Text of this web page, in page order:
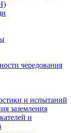
чередования
и испытаний
заземления
и